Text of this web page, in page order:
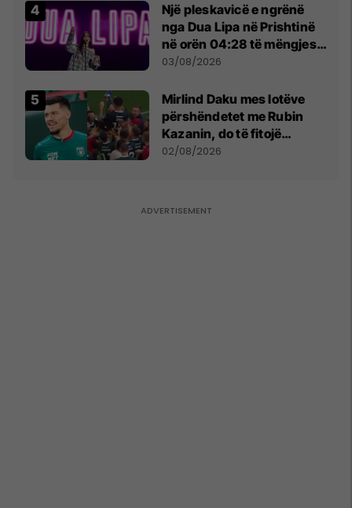
Një pleskavicë e ngrënë
nga Dua Lipa në Prishtinë
në orën 04:28 të mëngjesit
- dhe bota digjitale serbe
03/08/2026
Mirlind Daku mes lotëve
përshëndetet me Rubin
Kazanin, do të fitojë
miliona te Spartak Moska
02/08/2026